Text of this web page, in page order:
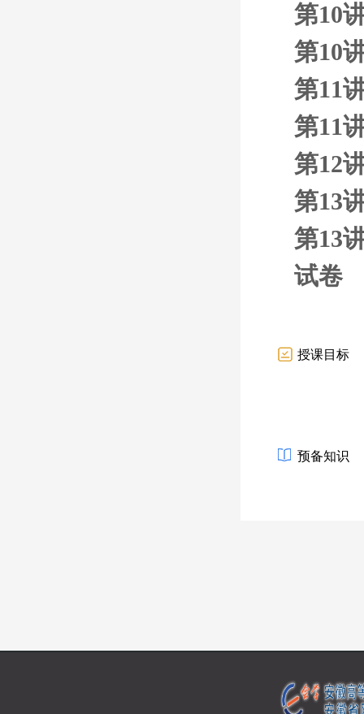
第10
第10
第11
第11
第12
第13
第13
试卷
授课目标
预备知识